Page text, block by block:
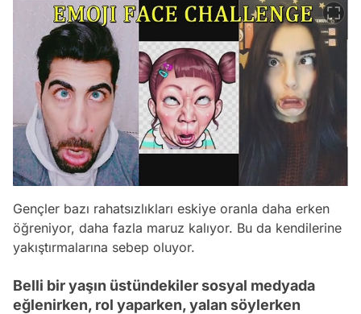
Gençler bazı rahatsızlıkları eskiye oranla daha erken
öğreniyor, daha fazla maruz kalıyor. Bu da kendilerine
yakıştırmalarına sebep oluyor.
Belli bir yaşın üstündekiler sosyal medyada
eğlenirken, rol yaparken, yalan söylerken